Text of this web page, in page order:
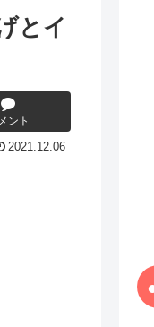
とイ
ント
2021.12.06